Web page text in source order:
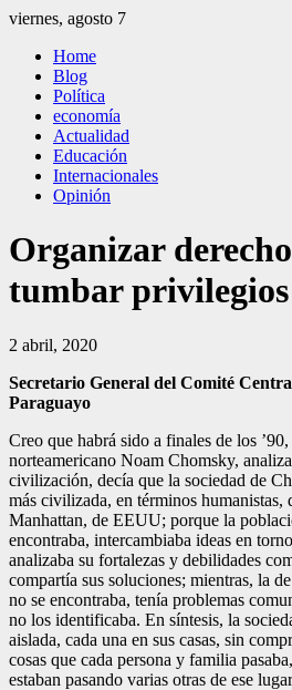
Saltar
contenido
viernes, agosto 7
El Independiente
El independiente Libre y Transparente
Home
Blog
Política
economía
Actualidad
Educación
Internacionales
Opinión
Organizar
tumbar privilegios
2 abril, 2020
Secretario General del Comité
Paraguayo
Creo que habrá sido a finales de los
norteamericano Noam Chomsky,
civilización, decía que la sociedad de
más civilizada, en términos humanistas,
Manhattan, de EEUU; porque la
encontraba, intercambiaba ideas en
analizaba su fortalezas y debilidades
compartía sus soluciones; mientras, la
no se encontraba, tenía problemas
no los identificaba. En síntesis, la
aislada, cada una en sus casas, sin
cosas que cada persona y familia
estaban pasando varias otras de ese